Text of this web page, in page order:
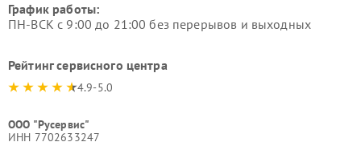
График работы:
ПН-ВСК с 9:00 до 21:00 без перерывов и выходных
Рейтинг сервисного центра
4.9-5.0
ООО "Русервис"
ИНН 7702633247